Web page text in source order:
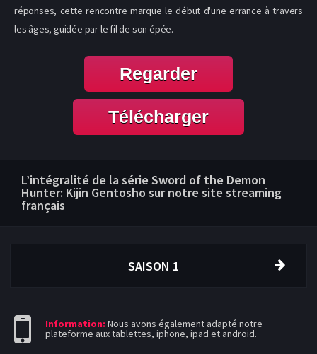
réponses, cette rencontre marque le début d'une errance à travers
les âges, guidée par le fil de son épée.
Regarder
Télécharger
L’intégralité de la série Sword of the Demon
Hunter: Kijin Gentosho sur notre site streaming
français
SAISON 1
Information: Nous avons également adapté notre
plateforme aux tablettes, iphone, ipad et android.